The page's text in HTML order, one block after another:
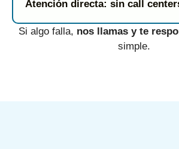
Atención directa: sin call
Si algo falla, nos llamas y te
simple.